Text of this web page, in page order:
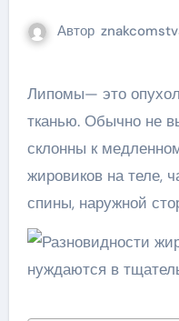
Автор
Липомы— это опухоли, образованные жировой
тканью. Обычно не
склонны к
жировиков на теле,
спины, наружной